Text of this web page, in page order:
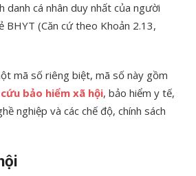
danh cá nhân duy nhất của người
(Căn cứ theo Khoản 2.13,
mã số riêng biệt, mã số này gồm
bảo hiểm xã hội, bảo hiểm y tế,
nghiệp và các chế độ, chính sách